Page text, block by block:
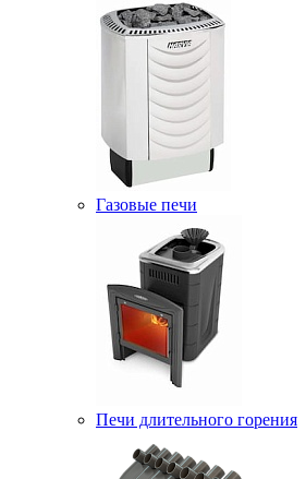
Газовые печи
Печи длительного горения